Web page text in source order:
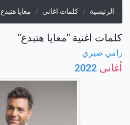
الرئيسية كلمات اغانى معايا هتبدع
كلمات اغنية "معايا هتبدع"
رامي صبري
أغانى